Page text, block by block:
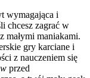
wymagająca i
chcesz zagrać w
małymi maniakami.
gry karciane i
z nauczeniem się
przed